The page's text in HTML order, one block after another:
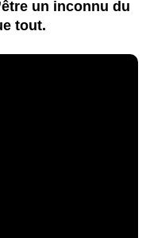
un inconnu du
tout.